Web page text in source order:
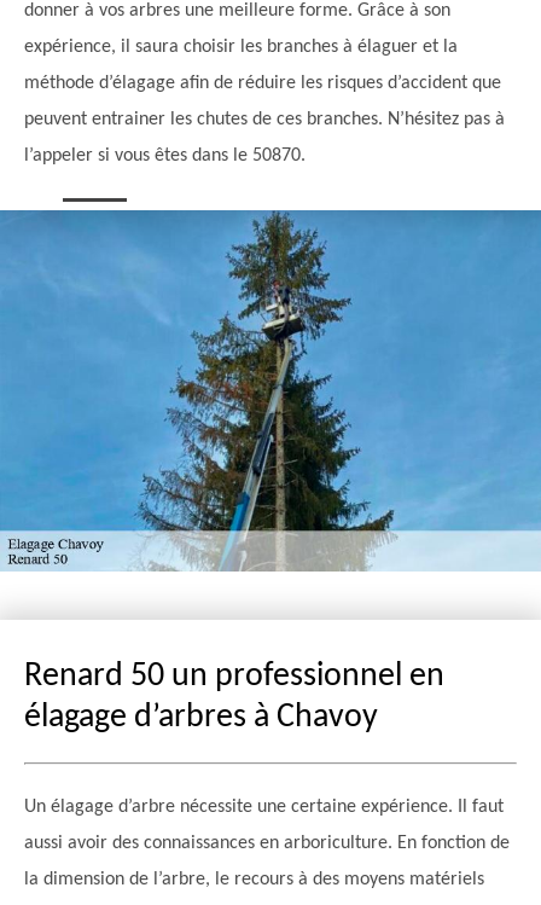
donner à vos arbres une meilleure forme. Grâce à son
expérience, il saura choisir les branches à élaguer et la
méthode d’élagage afin de réduire les risques d’accident que
peuvent entrainer les chutes de ces branches. N’hésitez pas à
l’appeler si vous êtes dans le 50870.
Renard 50 un professionnel en
élagage d’arbres à Chavoy
Un élagage d’arbre nécessite une certaine expérience. Il faut
aussi avoir des connaissances en arboriculture. En fonction de
la dimension de l’arbre, le recours à des moyens matériels